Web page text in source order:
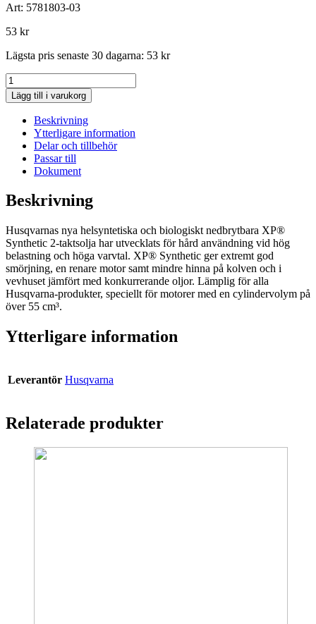
Art: 5781803-03
53 kr
Lägsta pris senaste 30 dagarna: 53 kr
Husqvarna
tvåtaktsolja
XP
Synth
mängd
Lägg till i varukorg
Beskrivning
Ytterligare information
Delar och tillbehör
Passar till
Dokument
Beskrivning
Husqvarnas nya helsyntetiska och biologiskt nedbrytbara XP®
Synthetic 2-taktsolja har utvecklats för hård användning vid hög
belastning och höga varvtal. XP® Synthetic ger extremt god
smörjning, en renare motor samt mindre hinna på kolven och i
vevhuset jämfört med konkurrerande oljor. Lämplig för alla
Husqvarna-produkter, speciellt för motorer med en cylindervolym på
över 55 cm³.
Ytterligare information
Leverantör Husqvarna
Relaterade produkter